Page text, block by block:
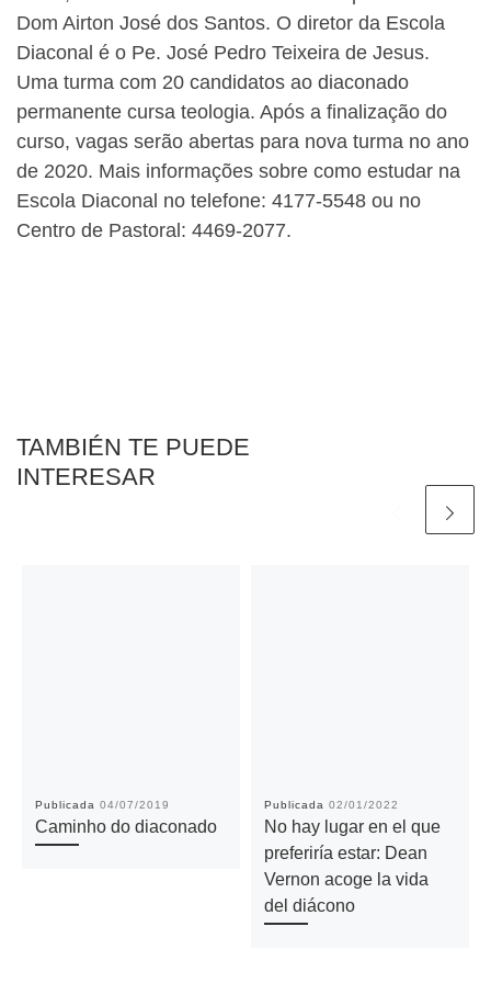
Dom Airton José dos Santos. O diretor da Escola
Diaconal é o Pe. José Pedro Teixeira de Jesus.
Uma turma com 20 candidatos ao diaconado
permanente cursa teologia. Após a finalização do
curso, vagas serão abertas para nova turma no ano
de 2020. Mais informações sobre como estudar na
Escola Diaconal no telefone: 4177-5548 ou no
Centro de Pastoral: 4469-2077.
TAMBIÉN TE PUEDE
INTERESAR
Publicada 04/07/2019
Caminho do diaconado
Publicada 02/01/2022
No hay lugar en el que
preferiría estar: Dean
Vernon acoge la vida
del diácono